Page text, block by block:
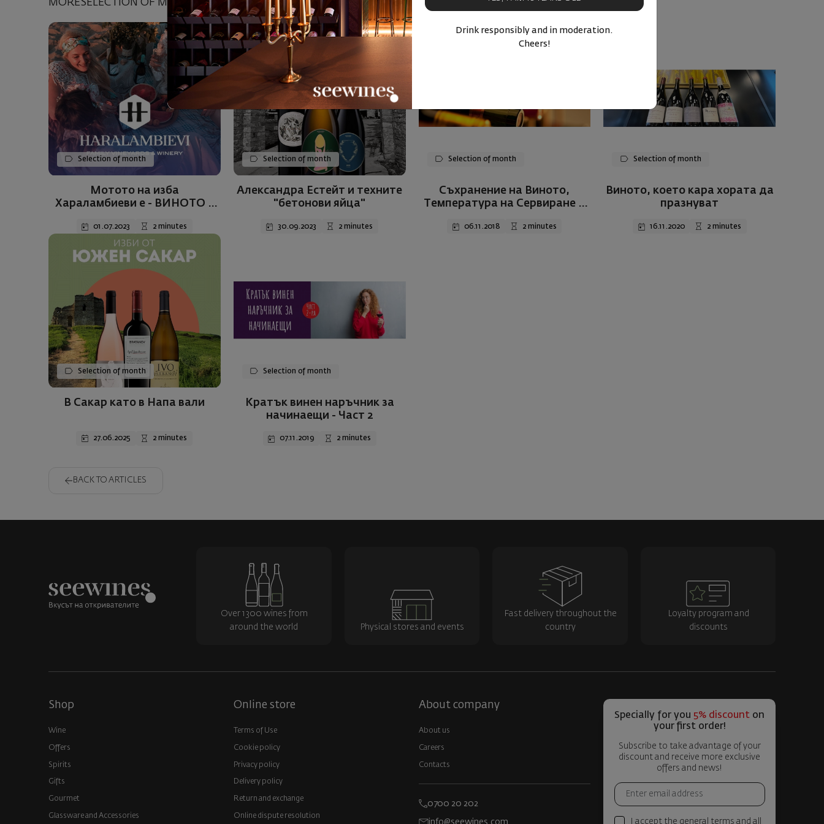
Selection of month
Мотото на изба
Хараламбиеви е - ВИНОТО е
нашия импулс!
01.07.2023 2 minutes
Selection of month
Александра Естейт и техните
"бетонови яйца"
30.09.2023 2 minutes
Selection of month
Съхранение на Виното,
Температура на Сервиране и
06.11.2018 2 minutes
Selection of month
Виното, което кара хората да
празнувaт
16.11.2020 2 minutes
Selection of month
В Сакар като в Напа вали
27.06.2025 2 minutes
Selection of month
Кратък винен наръчник за
начинаещи - Част 2
07.11.2019 2 minutes
BACK TO ARTICLES
Drink responsibly and in moderation.
Cheers!
Over 1300 wines from
around the world
Physical stores and events
Fast delivery throughout the
country
Loyalty program and
discounts
Shop
Wine
Offers
Spirits
Gifts
Gourmet
Glassware and Аccessories
Online store
Terms of Use
Cookie policy
Privacy policy
Delivery policy
Return and exchange
Online dispute resolution
About company
About us
Careers
Contacts
0700 20 202
Specially for you 5% discount on
your first order!
Subscribe to take advantage of your
discount and receive more exclusive
offers and news!
I accept the general terms and all